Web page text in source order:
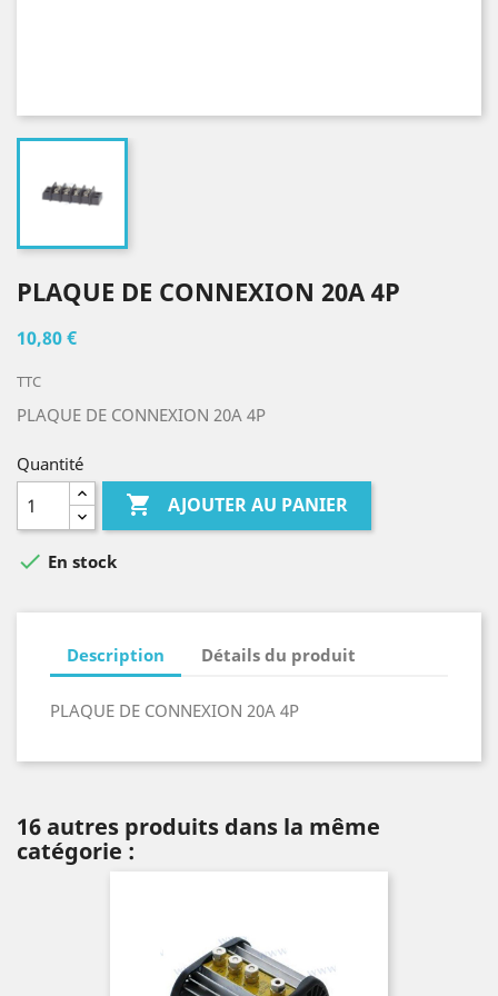
PLAQUE DE CONNEXION 20A 4P
10,80 €
TTC
PLAQUE DE CONNEXION 20A 4P
Quantité
 AJOUTER AU PANIER
 En stock
Description Détails du produit
PLAQUE DE CONNEXION 20A 4P
16 autres produits dans la même
catégorie :